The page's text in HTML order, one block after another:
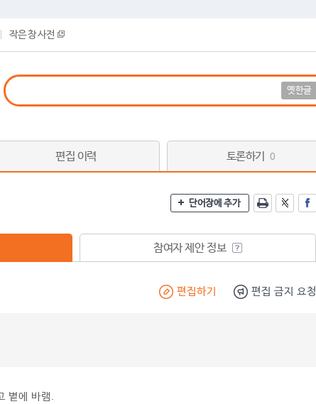
작은 창 사전
옛한글
편집 이력 토론하기 0
단어장에 추가
참여자 제안 정보
편집하기 편집 금지 요청
볕에 바램.